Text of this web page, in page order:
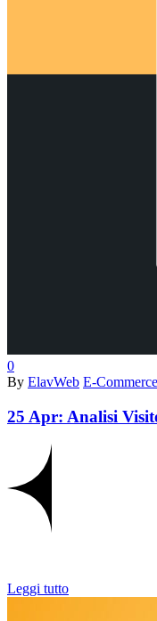
0
By ElavWeb E-Commerce
25 Apr: Analisi
Leggi tutto